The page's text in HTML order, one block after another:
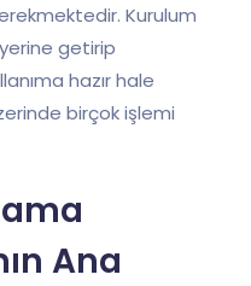
Kurulum
getirip
hazır hale
birçok işlemi
Ana